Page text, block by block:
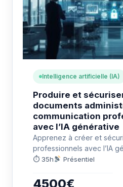
Intelligence artificielle (IA)
Produire et
documents
communication
avec l’IA générative
Apprenez à créer et
professionnels avec l’IA
rédaction à
⏱ 35h Présentiel
4500€